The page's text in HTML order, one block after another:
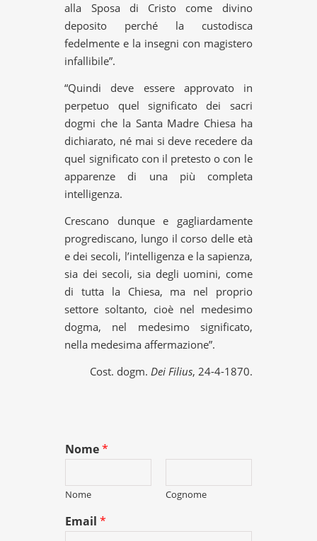
alla Sposa di Cristo come divino
deposito perché la custodisca
fedelmente e la insegni con magistero
infallibile”.
“Quindi deve essere approvato in
perpetuo quel significato dei sacri
dogmi che la Santa Madre Chiesa ha
dichiarato, né mai si deve recedere da
quel significato con il pretesto o con le
apparenze di una più completa
intelligenza.
Crescano dunque e gagliardamente
progrediscano, lungo il corso delle età
e dei secoli, l’intelligenza e la sapienza,
sia dei secoli, sia degli uomini, come
di tutta la Chiesa, ma nel proprio
settore soltanto, cioè nel medesimo
dogma, nel medesimo significato,
nella medesima affermazione”.
Cost. dogm. Dei Filius, 24-4-1870.
Nome*
Nome Cognome
Email*